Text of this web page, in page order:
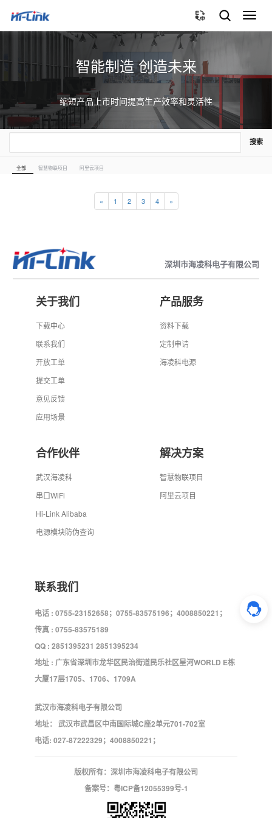
切
换
智能制造 创造未来
缩短产品上市时间提高生产效率和灵活性
搜索
全部 智慧物联项目 阿里云项目
« 1 2 3 4 »
深圳市海凌科电子有限公司
关于我们
下载中心
联系我们
开放工单
提交工单
意见反馈
应用场景
产品服务
资料下载
定制申请
海凌科电源
合作伙伴
武汉海凌科
串口WiFi
Hi-Link Alibaba
电源模块防伪查询
解决方案
智慧物联项目
阿里云项目
联系我们
电话 : 0755-23152658；0755-83575196；4008850221；
传真 : 0755-83575189
QQ : 2851395231 2851395234
地址 : 广东省深圳市龙华区民治街道民乐社区星河WORLD E栋
大厦17层1705、1706、1709A
武汉市海凌科电子有限公司
地址： 武汉市武昌区中南国际城C座2单元701-702室
电话: 027-87222329；4008850221；
版权所有：深圳市海凌科电子有限公司
备案号： 粤ICP备12055399号-1